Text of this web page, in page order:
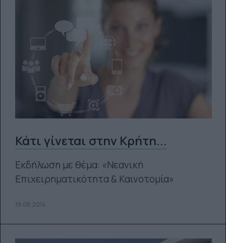
Κάτι γίνεται στην Κρήτη...
Εκδήλωση με θέμα: «Νεανική
Επιχειρηματικότητα & Καινοτομία»
19.08.2014